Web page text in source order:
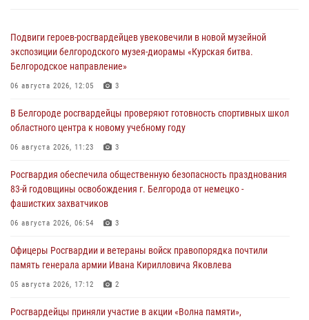
Подвиги героев‑росгвардейцев увековечили в новой музейной
экспозиции белгородского музея‑диорамы «Курская битва.
Белгородское направление»
06 августа 2026, 12:05 3
В Белгороде росгвардейцы проверяют готовность спортивных школ
областного центра к новому учебному году
06 августа 2026, 11:23 3
Росгвардия обеспечила общественную безопасность празднования
83-й годовщины освобождения г. Белгорода от немецко -
фашистких захватчиков
06 августа 2026, 06:54 3
Офицеры Росгвардии и ветераны войск правопорядка почтили
память генерала армии Ивана Кирилловича Яковлева
05 августа 2026, 17:12 2
Росгвардейцы приняли участие в акции «Волна памяти»,